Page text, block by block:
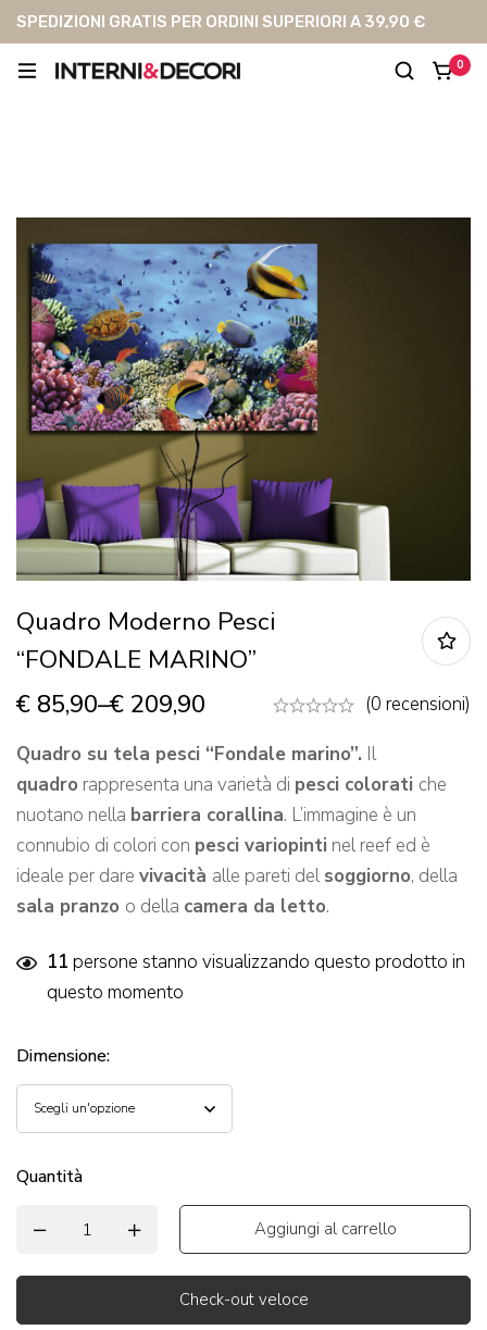
SPEDIZIONI GRATIS PER ORDINI SUPERIORI A 39,90 €
0
Quadro Moderno Pesci
“FONDALE MARINO”
€ 85,90–€ 209,90
(0 recensioni)
Quadro su tela pesci “Fondale marino”. Il
quadro rappresenta una varietà di pesci colorati che
nuotano nella barriera corallina. L’immagine è un
connubio di colori con pesci variopinti nel reef ed è
ideale per dare vivacità alle pareti delsoggiorno, della
sala pranzo o della camera da letto.
11 persone stanno visualizzando questo prodotto in
questo momento
Dimensione:
Quantità
Aggiungi al carrello
Check-out veloce